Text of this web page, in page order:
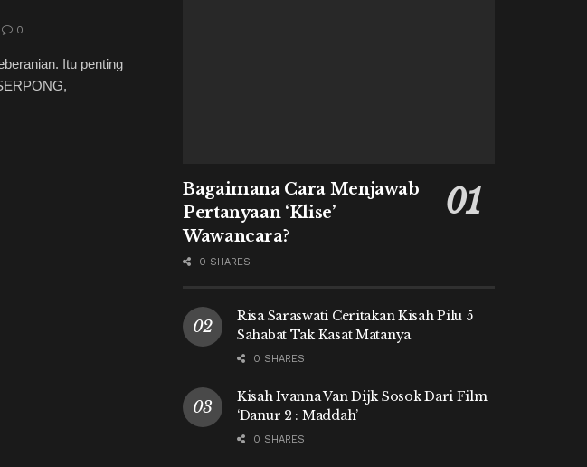
0
Itu penting
Bagaimana Cara Menjawab
Pertanyaan ‘Klise’
Wawancara?
0 SHARES
Risa Saraswati Ceritakan Kisah Pilu 5
Sahabat Tak Kasat Matanya
0 SHARES
Kisah Ivanna Van Dijk Sosok Dari Film
‘Danur 2 : Maddah’
0 SHARES